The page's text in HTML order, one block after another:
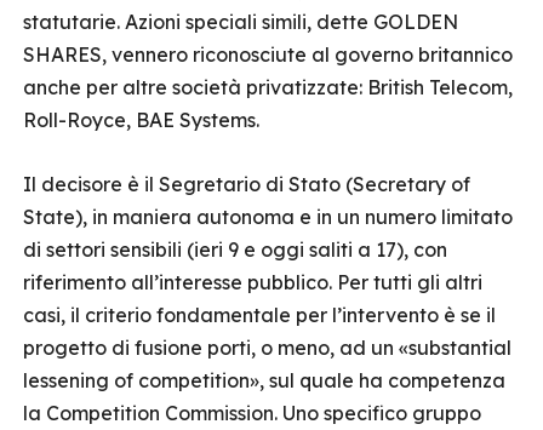
statutarie. Azioni speciali simili, dette GOLDEN
SHARES, vennero riconosciute al governo britannico
anche per altre società privatizzate: British Telecom,
Roll-Royce, BAE Systems.
Il decisore è il Segretario di Stato (Secretary of
State), in maniera autonoma e in un numero limitato
di settori sensibili (ieri 9 e oggi saliti a 17), con
riferimento all’interesse pubblico. Per tutti gli altri
casi, il criterio fondamentale per l’intervento è se il
progetto di fusione porti, o meno, ad un «substantial
lessening of competition», sul quale ha competenza
la Competition Commission. Uno specifico gruppo